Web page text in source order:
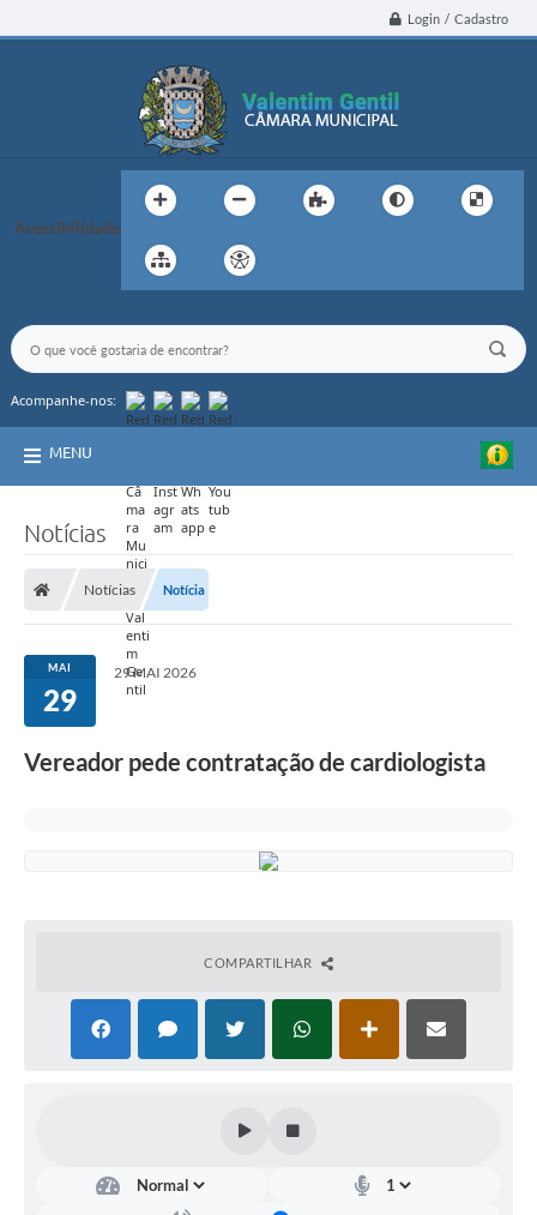
Login / Cadastro
Acessibilidade
Acompanhe-nos:
MENU
Notícias
Notícias Notícia
MAI
29
29 MAI 2026
Vereador pede contratação de cardiologista
COMPARTILHAR